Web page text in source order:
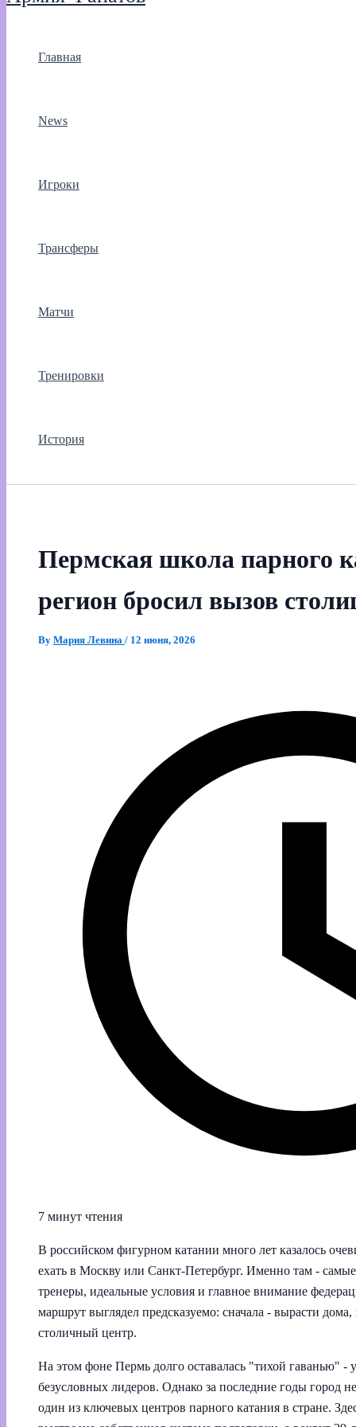
Главная
News
Игроки
Трансферы
Матчи
Тренировки
История
Пермская школа парного
регион бросил вызов
By Мария Левина / 12 июня, 2026
7 минут чтения
В российском фигурном катании много лет казалось
ехать в Москву или Санкт-Петербург. Именно там -
тренеры, идеальные условия и главное внимание
маршрут выглядел предсказуемо: сначала - вырасти
столичный центр.
На этом фоне Пермь долго оставалась "тихой гаванью" -
безусловных лидеров. Однако за последние годы город
один из ключевых центров парного катания в стране.